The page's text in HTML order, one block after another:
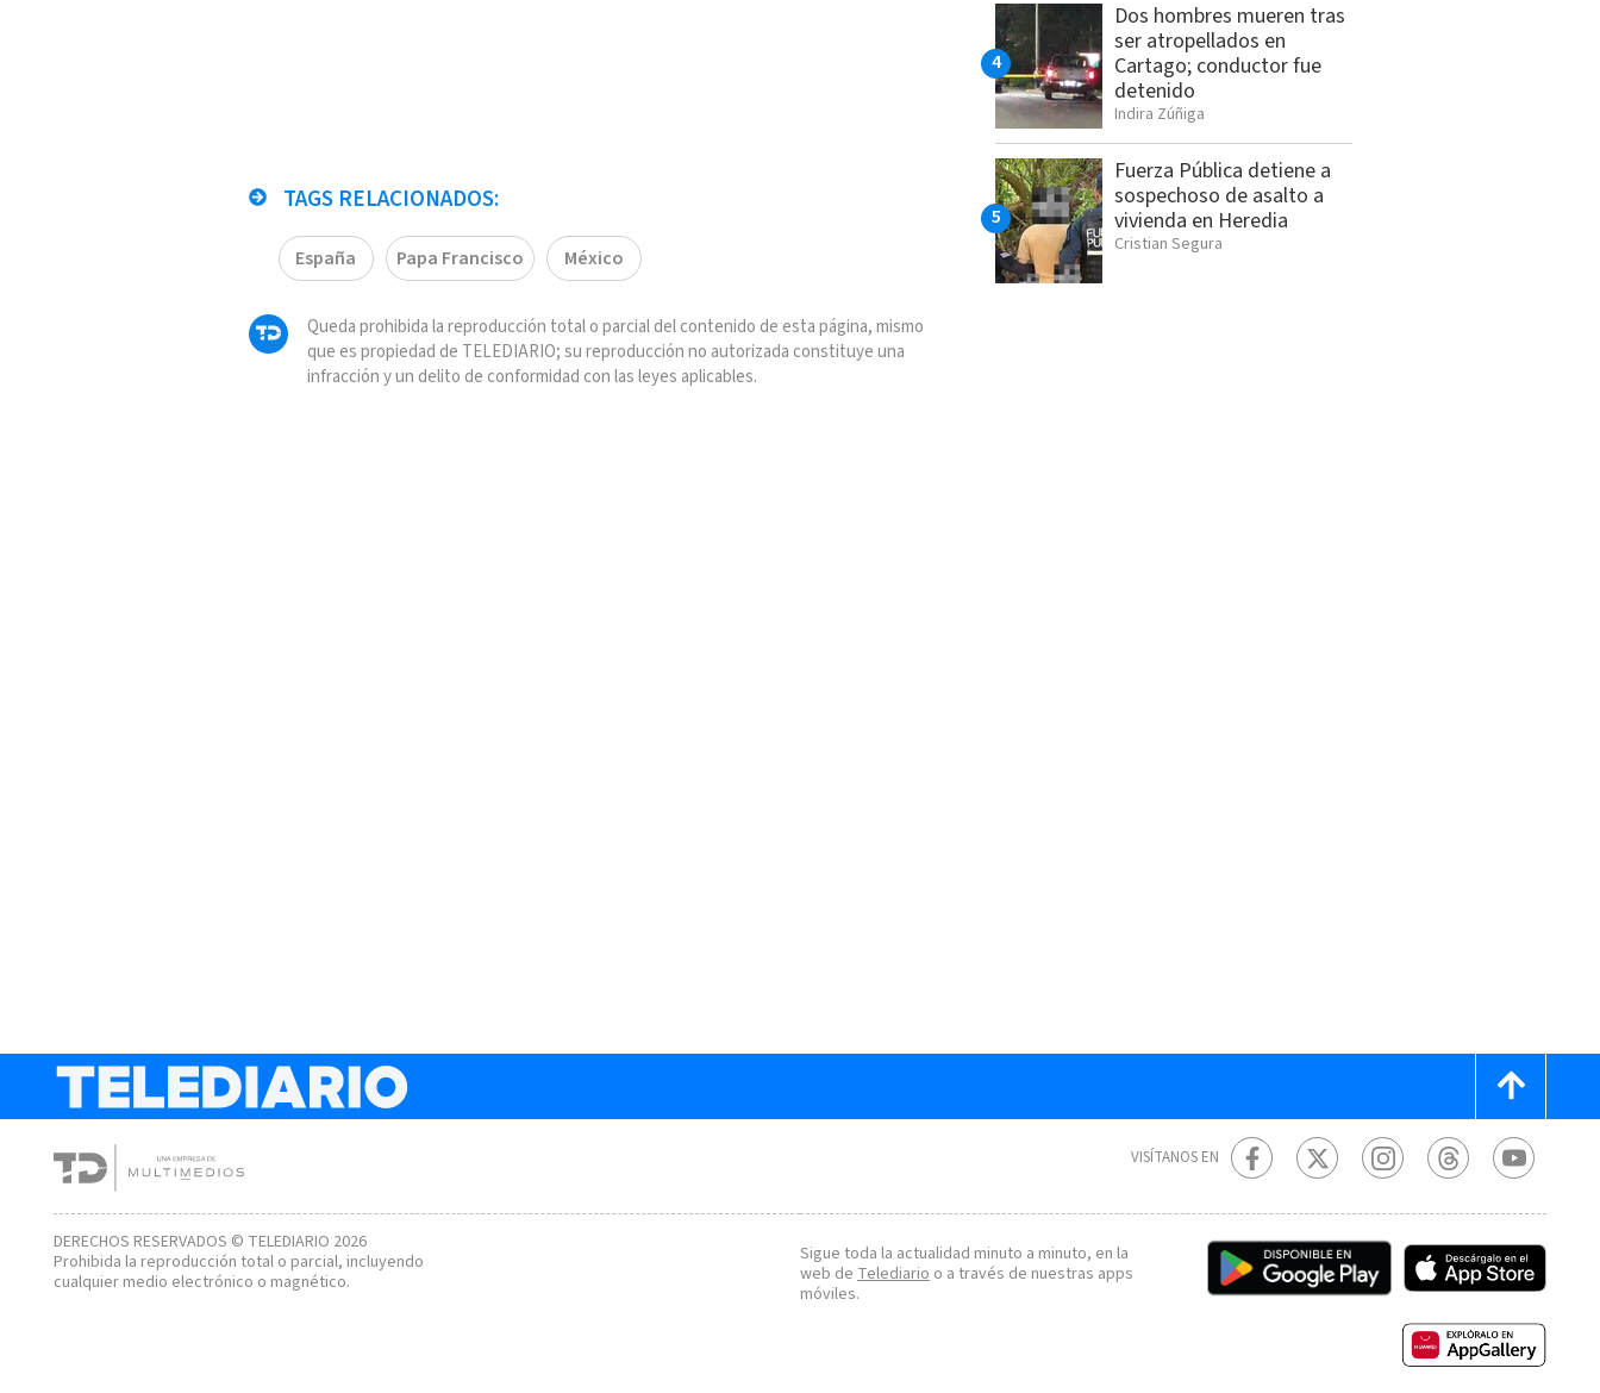
TAGS RELACIONADOS:
España Papa Francisco México
Queda prohibida la reproducción total o parcial del contenido de esta página, mismo
que es propiedad de TELEDIARIO; su reproducción no autorizada constituye una
infracción y un delito de conformidad con las leyes aplicables.
Dos hombres mueren tras
ser atropellados en
Cartago; conductor fue
detenido
Indira Zúñiga
Fuerza Pública detiene a
sospechoso de asalto a
vivienda en Heredia
Cristian Segura
DERECHOS RESERVADOS © TELEDIARIO 2026
Prohibida la reproducción total o parcial, incluyendo
cualquier medio electrónico o magnético.
VISÍTANOS EN
Sigue toda la actualidad minuto a minuto, en la
web de Telediario o a través de nuestras apps
móviles.